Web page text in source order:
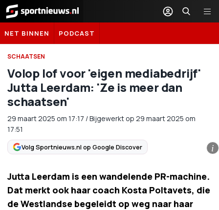
Sportnieuws.nl
NET BINNEN PODCAST
SCHAATSEN
Volop lof voor 'eigen mediabedrijf'
Jutta Leerdam: 'Ze is meer dan
schaatsen'
29 maart 2025 om 17:17 /Bijgewerkt op 29 maart 2025 om
17:51
Volg Sportnieuws.nl op Google Discover i
Jutta Leerdam is een wandelende PR-machine.
Dat merkt ook haar coach Kosta Poltavets, die
de Westlandse begeleidt op weg naar haar